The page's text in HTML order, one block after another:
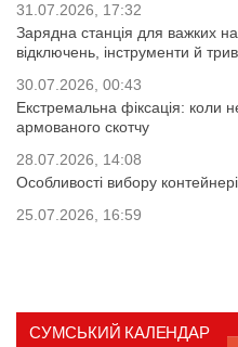
31.07.2026, 17:32
Зарядна станція для важких
відключень, інструменти й
30.07.2026, 00:43
Екстремальна фіксація: коли
армованого скотчу
28.07.2026, 14:08
Особливості вибору
25.07.2026, 16:59
СУМСЬКИЙ КАЛЕНДАР